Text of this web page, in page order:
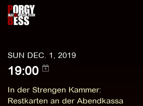
SUN DEC. 1, 2019
19:00
In der Strengen Kammer:
Restkarten an der Abendkassa